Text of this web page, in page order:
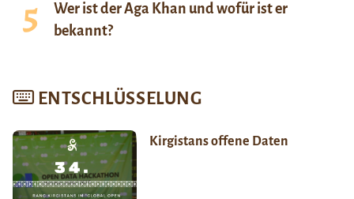
Wer ist der Aga Khan und wofür ist er
bekannt?
ENTSCHLÜSSELUNG
Kirgistans offene Daten